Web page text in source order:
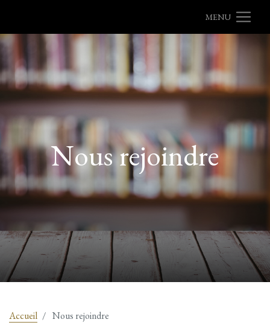
MENU
Nous rejoindre
Accueil Nous rejoindre